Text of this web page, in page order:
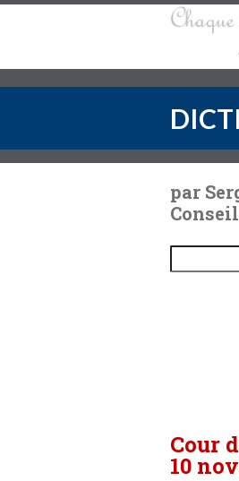
par
Cour
10